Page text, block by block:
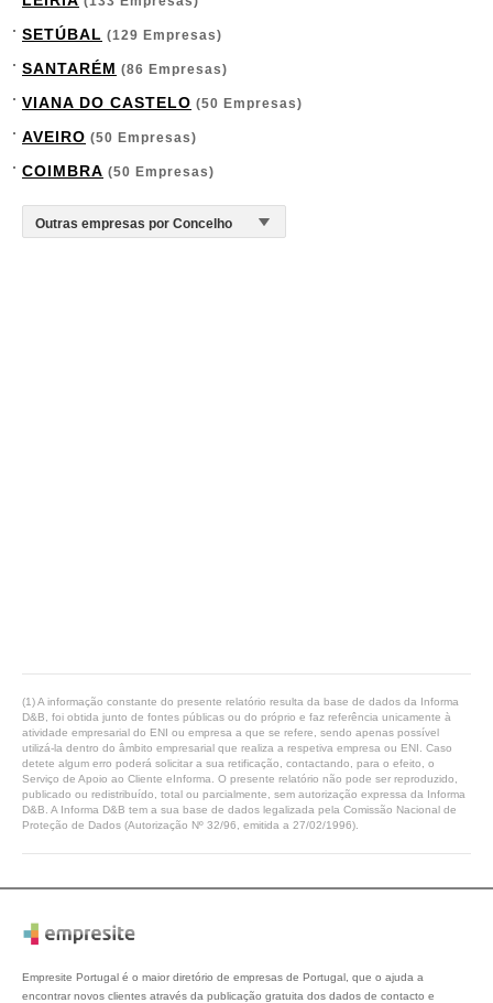
SETÚBAL (129 Empresas)
SANTARÉM (86 Empresas)
VIANA DO CASTELO (50 Empresas)
AVEIRO (50 Empresas)
COIMBRA (50 Empresas)
(1) A informação constante do presente relatório resulta da base de dados da Informa
D&B, foi obtida junto de fontes públicas ou do próprio e faz referência unicamente à
atividade empresarial do ENI ou empresa a que se refere, sendo apenas possível
utilizá-la dentro do âmbito empresarial que realiza a respetiva empresa ou ENI. Caso
detete algum erro poderá solicitar a sua retificação, contactando, para o efeito, o
Serviço de Apoio ao Cliente eInforma. O presente relatório não pode ser reproduzido,
publicado ou redistribuído, total ou parcialmente, sem autorização expressa da Informa
D&B. A Informa D&B tem a sua base de dados legalizada pela Comissão Nacional de
Proteção de Dados (Autorização Nº 32/96, emitida a 27/02/1996).
Empresite Portugal é o maior diretório de empresas de Portugal, que o ajuda a
encontrar novos clientes através da publicação gratuita dos dados de contacto e